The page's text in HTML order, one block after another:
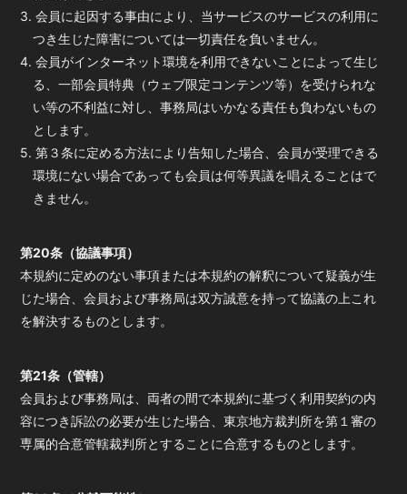
3. 会員に起因する事由により、当サービスのサービスの利用に
つき生じた障害については一切責任を負いません。
4. 会員がインターネット環境を利用できないことによって生じ
る、一部会員特典（ウェブ限定コンテンツ等）を受けられな
い等の不利益に対し、事務局はいかなる責任も負わないもの
とします。
5. 第３条に定める方法により告知した場合、会員が受理できる
環境にない場合であっても会員は何等異議を唱えることはで
きません。
第20条（協議事項）
本規約に定めのない事項または本規約の解釈について疑義が生
じた場合、会員および事務局は双方誠意を持って協議の上これ
を解決するものとします。
第21条（管轄）
会員および事務局は、両者の間で本規約に基づく利用契約の内
容につき訴訟の必要が生じた場合、東京地方裁判所を第１審の
専属的合意管轄裁判所とすることに合意するものとします。